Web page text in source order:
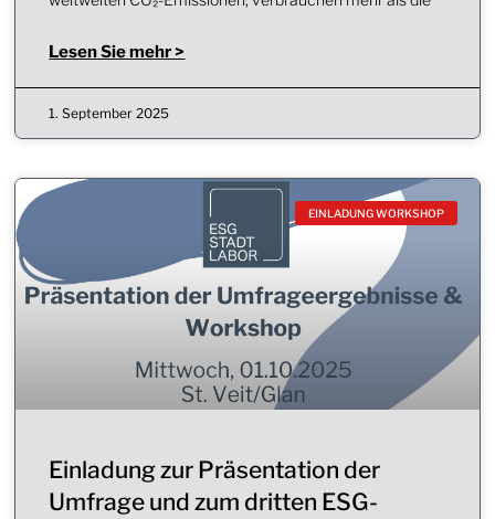
Lesen Sie mehr >
1. September 2025
EINLADUNG WORKSHOP
Einladung zur Präsentation der
Umfrage und zum dritten ESG-